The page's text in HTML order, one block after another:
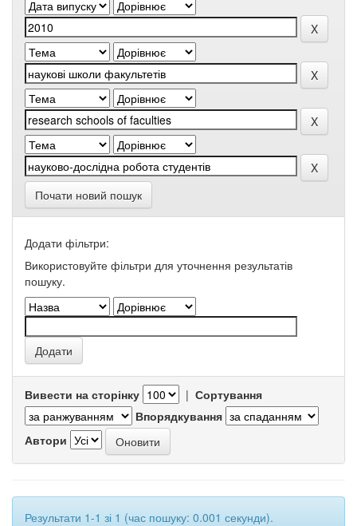
Почати новий пошук
Додати фільтри:
Використовуйте фільтри для уточнення результатів
пошуку.
Вивести на сторінку | Сортування
Впорядкування
Автори
Результати 1-1 зі 1 (час пошуку: 0.001 секунди).